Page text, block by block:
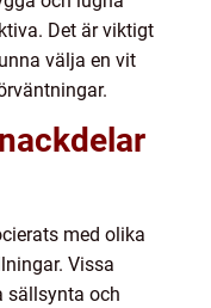
Det är viktigt
välja en vit
med olika
Vissa
sällsynta och